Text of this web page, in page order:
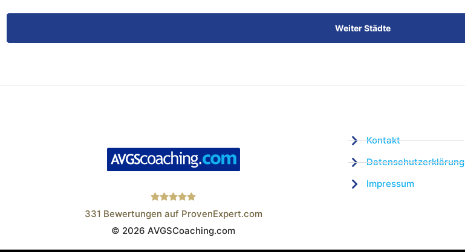
Weiter Städte
Wistor GmbH
331 Bewertungen auf ProvenExpert.com
© 2026 AVGSCoaching.com
Kontakt
Datenschutzerklärung
Impressum